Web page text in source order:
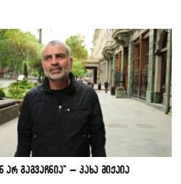
არ გაგვაჩნია” – კახა მიქაია